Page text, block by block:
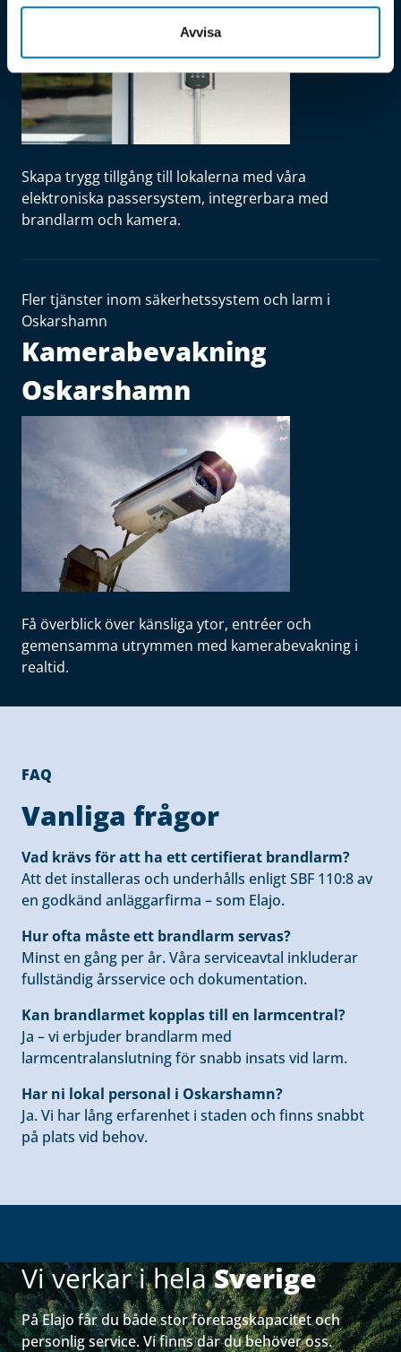
Avvisa
Skapa trygg tillgång till lokalerna med våra
elektroniska passersystem, integrerbara med
brandlarm och kamera.
Fler tjänster inom säkerhetssystem och larm i
Oskarshamn
Kamerabevakning
Oskarshamn
Få överblick över känsliga ytor, entréer och
gemensamma utrymmen med kamerabevakning i
realtid.
FAQ
Vanliga frågor
Vad krävs för att ha ett certifierat brandlarm?
Att det installeras och underhålls enligt SBF 110:8 av
en godkänd anläggarfirma – som Elajo.
Hur ofta måste ett brandlarm servas?
Minst en gång per år. Våra serviceavtal inkluderar
fullständig årsservice och dokumentation.
Kan brandlarmet kopplas till en larmcentral?
Ja – vi erbjuder brandlarm med
larmcentralanslutning för snabb insats vid larm.
Har ni lokal personal i Oskarshamn?
Ja. Vi har lång erfarenhet i staden och finns snabbt
på plats vid behov.
Vi verkar i helaSverige
På Elajo får du både stor företagskapacitet och
personlig service. Vi finns där du behöver oss.